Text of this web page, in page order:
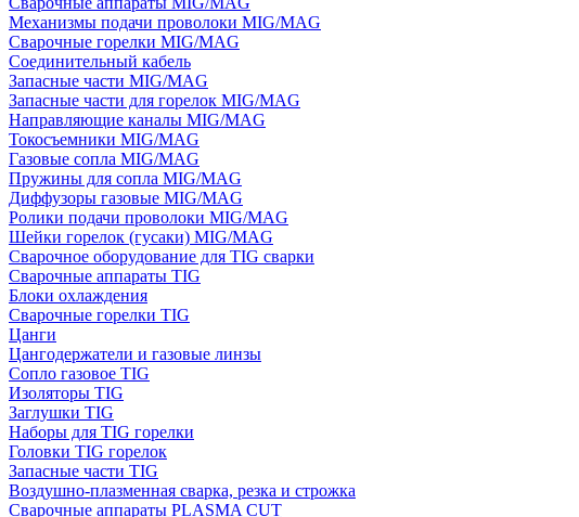
Механизмы подачи проволоки MIG/MAG
Сварочные горелки MIG/MAG
Соединительный кабель
Запасные части MIG/MAG
Запасные части для горелок MIG/MAG
Направляющие каналы MIG/MAG
Токосъемники MIG/MAG
Газовые сопла MIG/MAG
Пружины для сопла MIG/MAG
Диффузоры газовые MIG/MAG
Ролики подачи проволоки MIG/MAG
Шейки горелок (гусаки) MIG/MAG
Сварочное оборудование для TIG сварки
Сварочные аппараты TIG
Блоки охлаждения
Сварочные горелки TIG
Цанги
Цангодержатели и газовые линзы
Сопло газовое TIG
Изоляторы TIG
Заглушки TIG
Наборы для TIG горелки
Головки TIG горелок
Запасные части TIG
Воздушно-плазменная сварка, резка и строжка
Сварочные аппараты PLASMA CUT